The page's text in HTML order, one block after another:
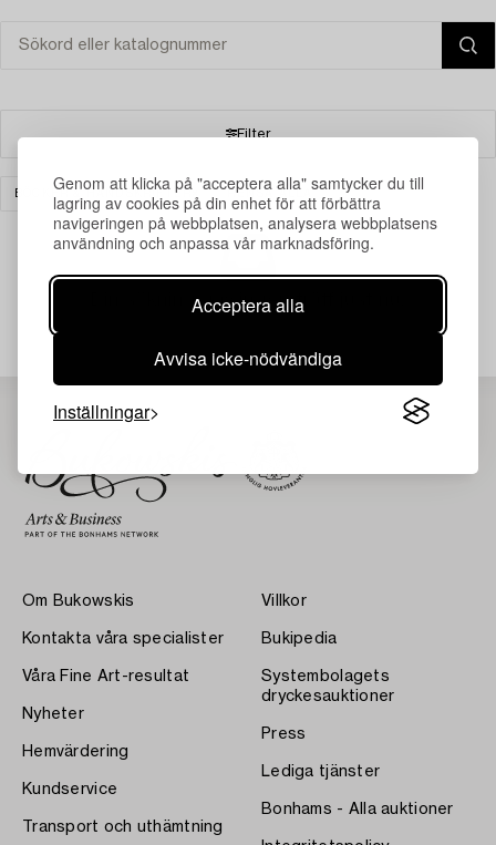
Genom att klicka på "acceptera alla" samtycker du till
lagring av cookies på din enhet för att förbättra
navigeringen på webbplatsen, analysera webbplatsens
användning och anpassa vår marknadsföring.
Acceptera alla
Avvisa icke-nödvändiga
Inställningar
Filter
BÖCKER & HANDSKRIFTER RENSA ALLA
Din sökning gav ingen träff just nu.
Om Bukowskis
Kontakta våra specialister
Våra Fine Art-resultat
Nyheter
Hemvärdering
Kundservice
Transport och uthämtning
Villkor
Bukipedia
Systembolagets
dryckesauktioner
Press
Lediga tjänster
Bonhams - Alla auktioner